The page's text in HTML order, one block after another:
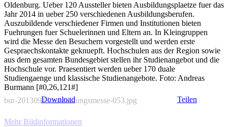
Download Teilen
Oldenburg. Ueber 120 Aussteller bieten Ausbildungsplaetze fuer das
Jahr 2014 in ueber 250 verschiedenen Ausbildungsberufen.
Auszubildende verschiedener Firmen und Institutionen bieten
Fuehrungen fuer Schuelerinnen und Eltern an. In Kleingruppen
wird die Messe den Besuchern vorgestellt und werden erste
Gespraechskontakte geknuepft. Hochschulen aus der Region sowie
aus dem gesamten Bundesgebiet stellen ihr Studienangebot und die
Hochschule vor. Praesentiert werden ueber 170 duale
Studiengaenge und klassische Studienangebote. Foto: Andreas
Burmann [#0,26,121#]
bur-20130913-ausbildungsmesse-053.jpg
Mehr Bildinformationen